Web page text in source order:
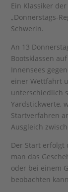
Ein Klassiker
„Donnerstags-
Schwerin.
An 13
Bootsklassen
Innensees
einer Wettfahrt
unterschiedlich
Yardstickwerte,
Startverfahren
Ausgleich
Der Start erfolgt
man das
oder bei einem
beobachten